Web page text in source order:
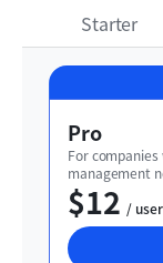
Starter
Pro
For
management
$12
/